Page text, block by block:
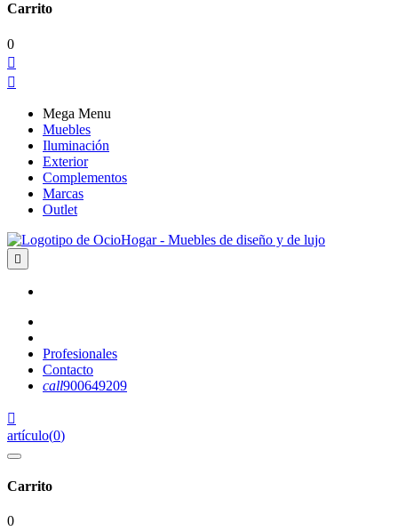
Carrito
0


Mega Menu
Muebles
Iluminación
Exterior
Complementos
Marcas
Outlet

Profesionales
Contacto
call900649209

artículo(0)
Carrito
0